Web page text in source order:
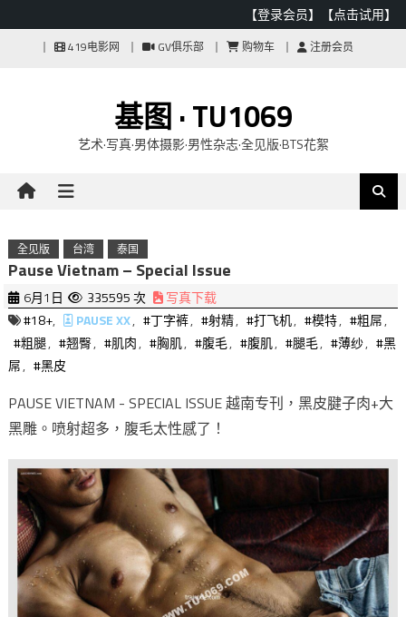
【登录会员】 【点击试用】
419电影网 GV俱乐部 购物车 注册会员
基图 · TU1069
艺术·写真·男体摄影·男性杂志·全见版·BTS花絮
全见版 台湾 泰国
Pause Vietnam – Special Issue
6月1日 335595 次
写真下载
#18+, PAUSE XX, #丁字裤, #射精, #打飞机, #模特, #粗屌,
#粗腿, #翘臀, #肌肉, #胸肌, #腹毛, #腹肌, #腿毛, #薄纱, #黑
屌, #黑皮
PAUSE VIETNAM - SPECIAL ISSUE 越南专刊，黑皮腱子肉+大
黑雕。喷射超多，腹毛太性感了！